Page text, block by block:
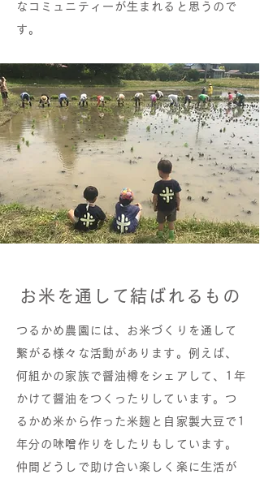
なコミュニティーが生まれると思うので
す。
お米を通して結ばれるもの
つるかめ農園には、お米づくりを通して
繋がる様々な活動があります。例えば、
何組かの家族で醤油樽をシェアして、1年
かけて醤油をつくったりしています。つ
るかめ米から作った米麹と自家製大豆で1
年分の味噌作りをしたりもしています。
仲間どうしで助け合い楽しく楽に生活が